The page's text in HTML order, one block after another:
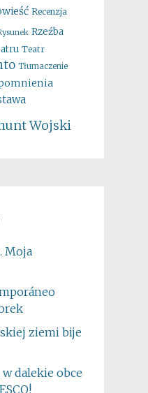
Recenzja
Rzeźba
Teatr
Tłumaczenie
Wojski
Moja
ziemi bije
w dalekie obce